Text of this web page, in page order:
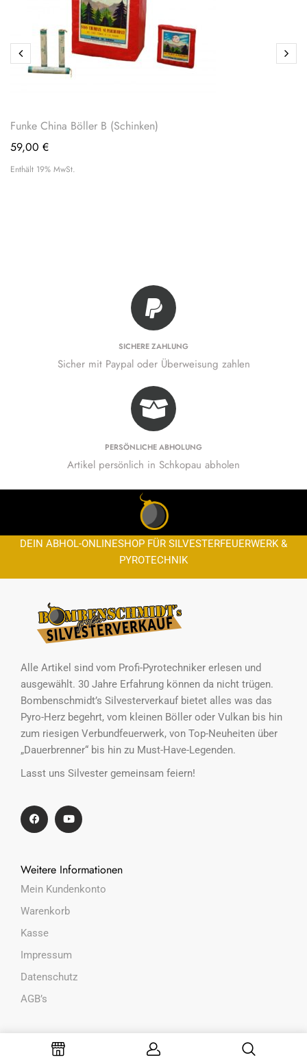
Funke China Böller B (Schinken)
59,00 €
Enthält 19% MwSt.
SICHERE ZAHLUNG
Sicher mit Paypal oder Überweisung zahlen
PERSÖNLICHE ABHOLUNG
Artikel persönlich in Schkopau abholen
DEIN ABHOL-ONLINESHOP FÜR SILVESTERFEUERWERK &
PYROTECHNIK
Alle Artikel sind vom Profi-Pyrotechniker erlesen und
ausgewählt. 30 Jahre Erfahrung können da nicht trügen.
Bombenschmidt’s Silvesterverkauf bietet alles was das
Pyro-Herz begehrt, vom kleinen Böller oder Vulkan bis hin
zum riesigen Verbundfeuerwerk, von Top-Neuheiten über
„Dauerbrenner“ bis hin zu Must-Have-Legenden.
Lasst uns Silvester gemeinsam feiern!
Weitere Informationen
Mein Kundenkonto
Warenkorb
Kasse
Impressum
Datenschutz
AGB’s